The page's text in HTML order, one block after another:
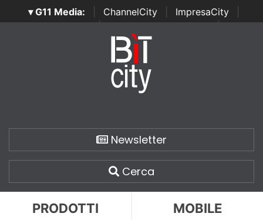
▾ G11 Media: ChannelCity ImpresaCity
SecurityOpenLab | Italian Channel Awards | Italian
Italian Security Awards
Newsletter
Cerca
PRODOTTI MOBILE